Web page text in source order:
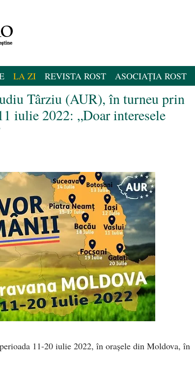
LA ZI REVISTA ROST ASOCIAȚIA ROST
Târziu (AUR), în turneu prin
iulie 2022: „Doar interesele
11-20 iulie 2022, în orașele din Moldova, în